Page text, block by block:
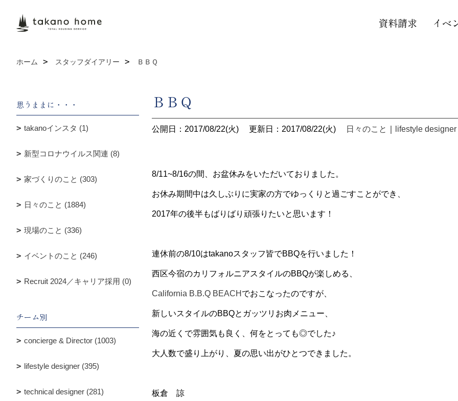
資料請求 イベ
ホーム スタッフダイアリー ＢＢＱ
ＢＢＱ
公開日：2017/08/22(火) 更新日：2017/08/22(火) 日々のこと lifestyle designer
8/11~8/16の間、お盆休みをいただいておりました。
お休み期間中は久しぶりに実家の方でゆっくりと過ごすことができ、
2017年の後半もばりばり頑張りたいと思います！
連休前の8/10はtakanoスタッフ皆でBBQを行いました！
西区今宿のカリフォルニアスタイルのBBQが楽しめる、
California B.B.Q BEACH でおこなったのですが、
新しいスタイルのBBQとガッツリお肉メニュー、
海の近くで雰囲気も良く、何をとっても◎でした♪
大人数で盛り上がり、夏の思い出がひとつできました。
板倉 諒
思うままに・・・
takanoインスタ (1)
新型コロナウイルス関連 (8)
家づくりのこと (303)
日々のこと (1884)
現場のこと (336)
イベントのこと (246)
Recruit 2024／キャリア採用 (0)
チーム別
concierge & Director (1003)
lifestyle designer (395)
technical designer (281)